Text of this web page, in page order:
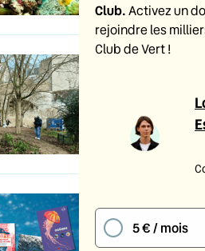
Club. Activez un
rejoindre les
Club de Vert !
5 € / mois